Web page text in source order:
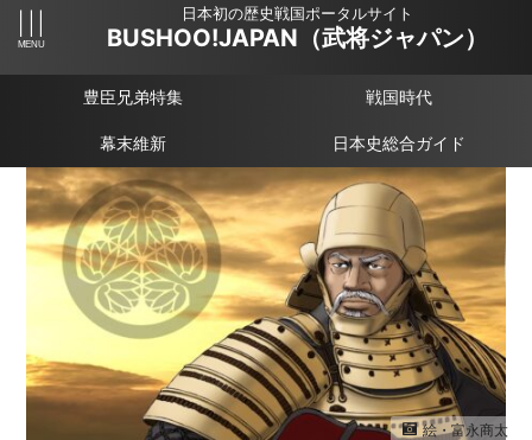
日本初の歴史戦国ポータルサイト
BUSHOO!JAPAN（武将ジャパン）
豊臣兄弟特集 戦国時代
幕末維新 日本史総合ガイド
絵・富永商太